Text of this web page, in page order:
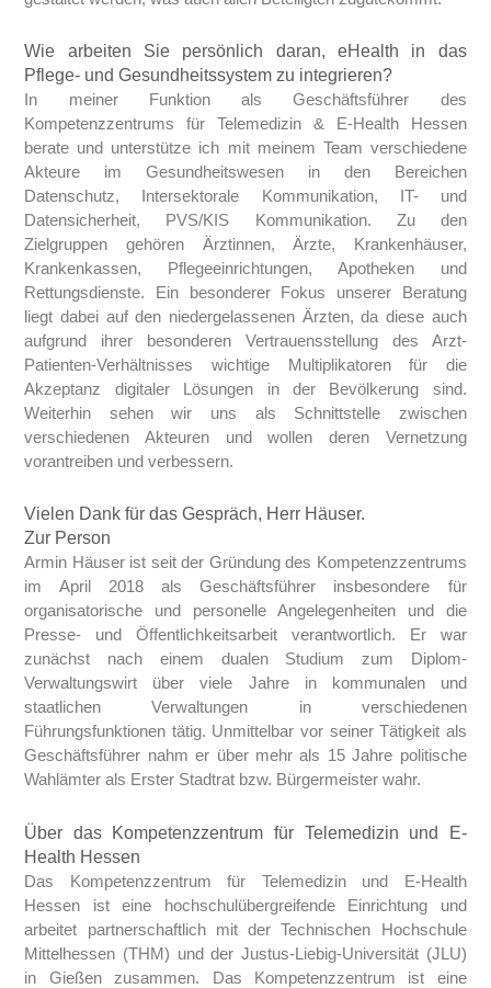
Wie arbeiten Sie persönlich daran, eHealth in das
Pflege- und Gesundheitssystem zu integrieren?
In meiner Funktion als Geschäftsführer des
Kompetenzzentrums für Telemedizin & E-Health Hessen
berate und unterstütze ich mit meinem Team verschiedene
Akteure im Gesundheitswesen in den Bereichen
Datenschutz, Intersektorale Kommunikation, IT- und
Datensicherheit, PVS/KIS Kommunikation. Zu den
Zielgruppen gehören Ärztinnen, Ärzte, Krankenhäuser,
Krankenkassen, Pflegeeinrichtungen, Apotheken und
Rettungsdienste. Ein besonderer Fokus unserer Beratung
liegt dabei auf den niedergelassenen Ärzten, da diese auch
aufgrund ihrer besonderen Vertrauensstellung des Arzt-
Patienten-Verhältnisses wichtige Multiplikatoren für die
Akzeptanz digitaler Lösungen in der Bevölkerung sind.
Weiterhin sehen wir uns als Schnittstelle zwischen
verschiedenen Akteuren und wollen deren Vernetzung
vorantreiben und verbessern.
Vielen Dank für das Gespräch, Herr Häuser.
Zur Person
Armin Häuser ist seit der Gründung des Kompetenzzentrums
im April 2018 als Geschäftsführer insbesondere für
organisatorische und personelle Angelegenheiten und die
Presse- und Öffentlichkeitsarbeit verantwortlich. Er war
zunächst nach einem dualen Studium zum Diplom-
Verwaltungswirt über viele Jahre in kommunalen und
staatlichen Verwaltungen in verschiedenen
Führungsfunktionen tätig. Unmittelbar vor seiner Tätigkeit als
Geschäftsführer nahm er über mehr als 15 Jahre politische
Wahlämter als Erster Stadtrat bzw. Bürgermeister wahr.
Über das Kompetenzzentrum für Telemedizin und E-
Health Hessen
Das Kompetenzzentrum für Telemedizin und E-Health
Hessen ist eine hochschulübergreifende Einrichtung und
arbeitet partnerschaftlich mit der Technischen Hochschule
Mittelhessen (THM) und der Justus-Liebig-Universität (JLU)
in Gießen zusammen. Das Kompetenzzentrum ist eine